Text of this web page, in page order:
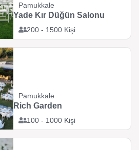
Pamukkale
200 - 1500 Kişi
Yade Kır Düğün Salonu
Pamukkale
100 - 1000 Kişi
Rich Garden